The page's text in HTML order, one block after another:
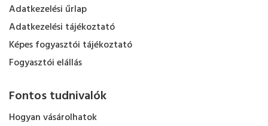
Adatkezelési űrlap
Adatkezelési tájékoztató
Képes fogyasztói tájékoztató
Fogyasztói elállás
Fontos tudnivalók
Hogyan vásárolhatok